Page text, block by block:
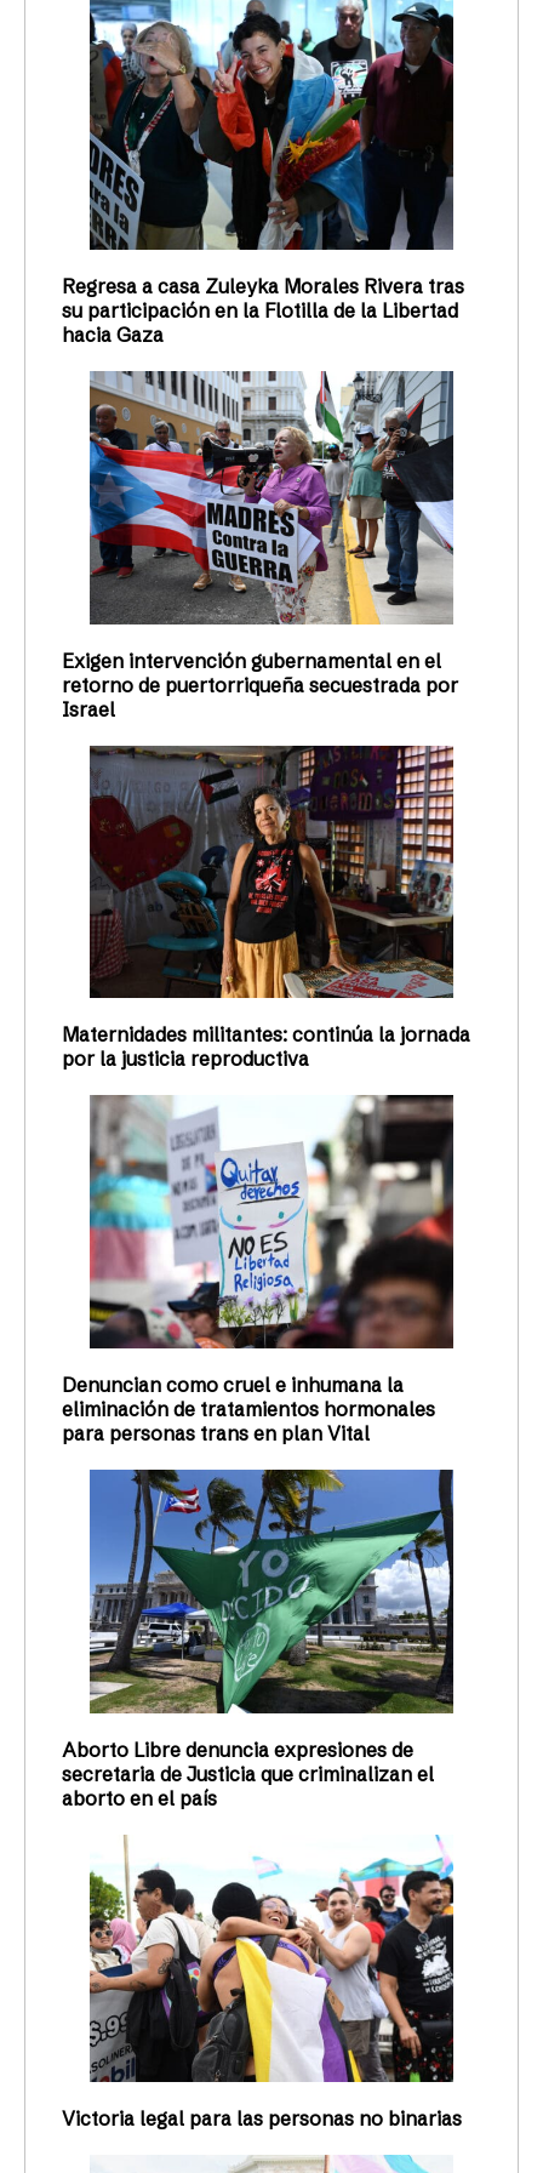
Regresa a casa Zuleyka Morales Rivera tras
su participación en la Flotilla de la Libertad
hacia Gaza
Exigen intervención gubernamental en el
retorno de puertorriqueña secuestrada por
Israel
Maternidades militantes: continúa la jornada
por la justicia reproductiva
Denuncian como cruel e inhumana la
eliminación de tratamientos hormonales
para personas trans en plan Vital
Aborto Libre denuncia expresiones de
secretaria de Justicia que criminalizan el
aborto en el país
Victoria legal para las personas no binarias